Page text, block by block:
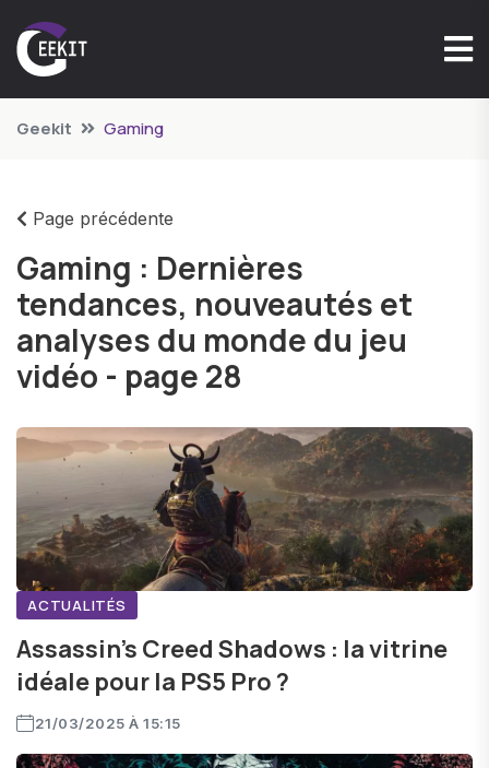
Geekit Gaming
Page précédente
Gaming : Dernières
tendances, nouveautés et
analyses du monde du jeu
vidéo - page 28
ACTUALITÉS
Assassin’s Creed Shadows : la vitrine
idéale pour la PS5 Pro ?
21/03/2025 À 15:15